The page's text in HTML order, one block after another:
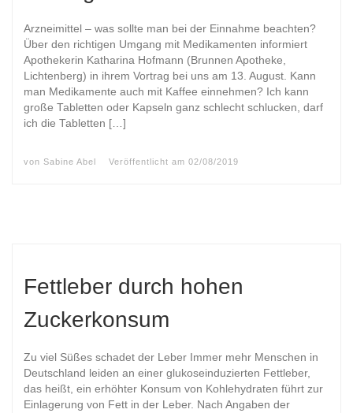
Arzneimittel – was sollte man bei der Einnahme beachten?
Über den richtigen Umgang mit Medikamenten informiert
Apothekerin Katharina Hofmann (Brunnen Apotheke,
Lichtenberg) in ihrem Vortrag bei uns am 13. August. Kann
man Medikamente auch mit Kaffee einnehmen? Ich kann
große Tabletten oder Kapseln ganz schlecht schlucken, darf
ich die Tabletten […]
von Sabine Abel Veröffentlicht am 02/08/2019
Fettleber durch hohen
Zuckerkonsum
Zu viel Süßes schadet der Leber Immer mehr Menschen in
Deutschland leiden an einer glukoseinduzierten Fettleber,
das heißt, ein erhöhter Konsum von Kohlehydraten führt zur
Einlagerung von Fett in der Leber. Nach Angaben der